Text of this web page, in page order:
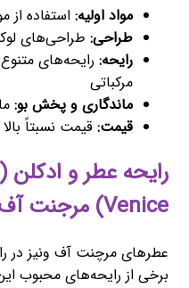
مواد اولیه: استفاده از
طراحی: طراحی‌های
رایحه: رایحه‌های
مرکباتی
ماندگاری و پخش بو:
قیمت: قیمت نسبتاً بالا
Venice) مرجنت آف ونیز
عطرهای مرچنت آف ونیز در
برخی از رایحه‌های محبوب این